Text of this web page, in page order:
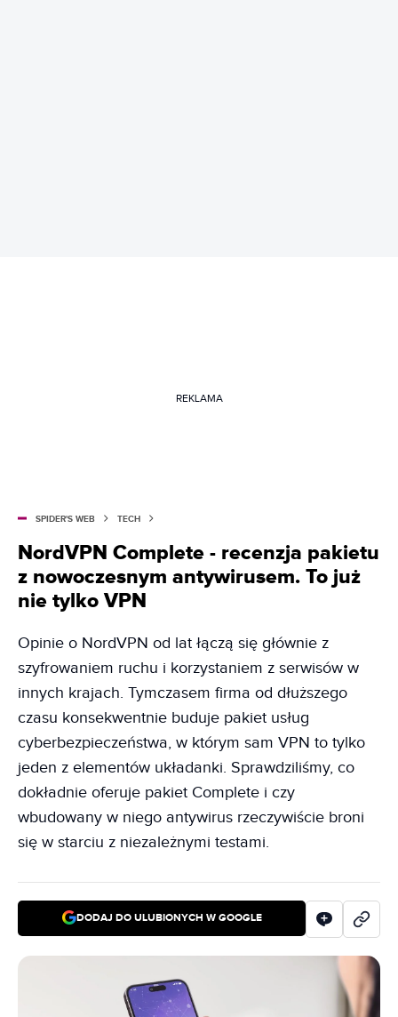
REKLAMA
SPIDER'S WEB TECH
NordVPN Complete - recenzja pakietu
z nowoczesnym antywirusem. To już
nie tylko VPN
Opinie o NordVPN od lat łączą się głównie z
szyfrowaniem ruchu i korzystaniem z serwisów w
innych krajach. Tymczasem firma od dłuższego
czasu konsekwentnie buduje pakiet usług
cyberbezpieczeństwa, w którym sam VPN to tylko
jeden z elementów układanki. Sprawdziliśmy, co
dokładnie oferuje pakiet Complete i czy
wbudowany w niego antywirus rzeczywiście broni
się w starciu z niezależnymi testami.
DODAJ DO ULUBIONYCH W GOOGLE